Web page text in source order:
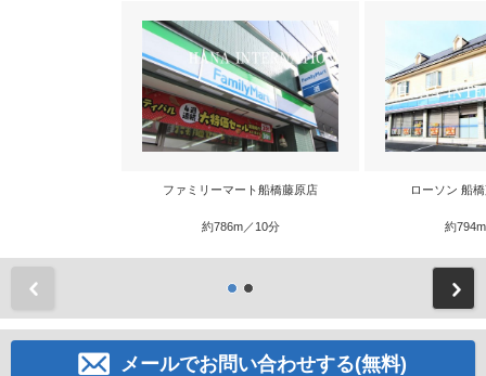
ファミリーマート船橋藤原店
約786m／10分
ローソン 船
約
メールでお問い合わせする(無料)